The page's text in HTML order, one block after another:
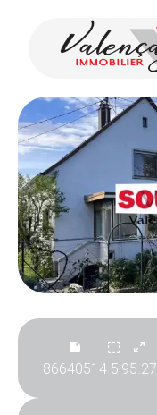
86640514 5 95.27